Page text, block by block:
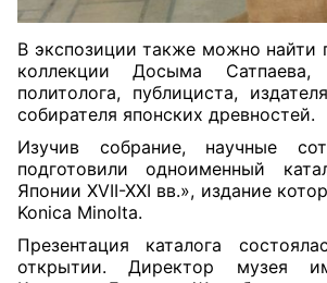
В экспозиции также можно найти
коллекции Досыма Сатпаева,
политолога, публициста,
собирателя японских древностей.
Изучив собрание, научные
подготовили одноименный
Японии XVII-XXI вв.», издание
Konica Minolta.
Презентация каталога
открытии. Директор музея